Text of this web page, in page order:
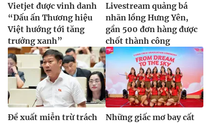
Vietjet được vinh danh
“Dấu ấn Thương hiệu
Việt hướng tới tăng
trưởng xanh”
Livestream quảng bá
nhãn lồng Hưng Yên,
gần 500 đơn hàng được
chốt thành công
Đề xuất miễn trừ trách
Những giấc mơ bay cất